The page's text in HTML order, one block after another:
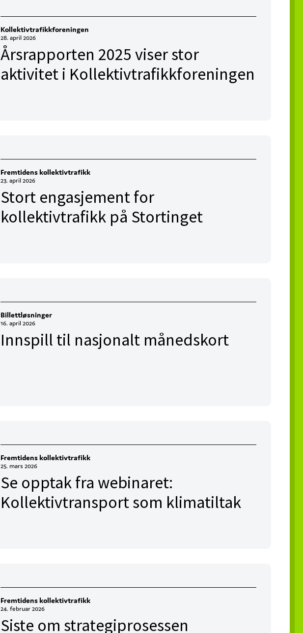
Kollektivtrafikkforeningen
28. april 2026
Årsrapporten 2025 viser stor
aktivitet i Kollektivtrafikkforeningen
Fremtidens kollektivtrafikk
23. april 2026
Stort engasjement for
kollektivtrafikk på Stortinget
Billettløsninger
16. april 2026
Innspill til nasjonalt månedskort
Fremtidens kollektivtrafikk
25. mars 2026
Se opptak fra webinaret:
Kollektivtransport som klimatiltak
Fremtidens kollektivtrafikk
24. februar 2026
Siste om strategiprosessen